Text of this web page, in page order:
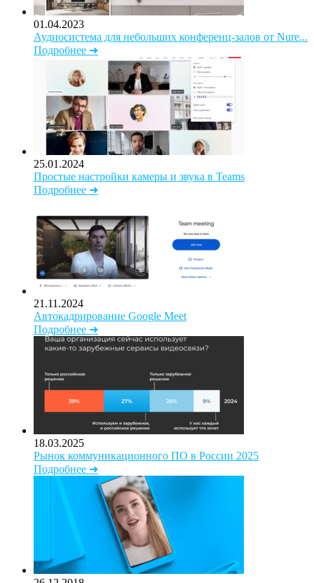
01.04.2023
Аудиосистема для небольших конференц-залов от Nure...
Подробнее ➜
25.01.2024
Простые настройки камеры и звука в Teams
Подробнее ➜
21.11.2024
Автокадрирование Google Meet
Подробнее ➜
18.03.2025
Рынок коммуникационного ПО в России 2025
Подробнее ➜